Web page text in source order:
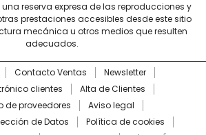
una reserva expresa de las reproducciones y
prestaciones accesibles desde este sitio
mecánica u otros medios que resulten
adecuados.
Contacto Ventas
Newsletter
clientes
Alta de Clientes
de proveedores
Aviso legal
de Datos
Política de cookies